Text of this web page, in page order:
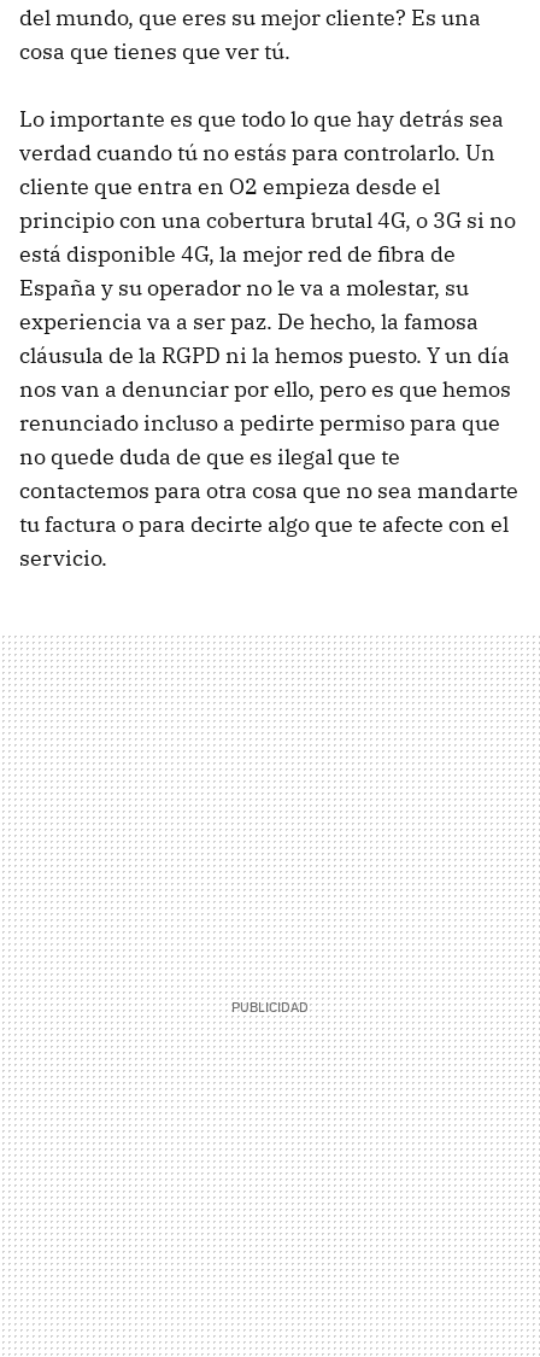
del mundo, que eres su mejor cliente? Es una
cosa que tienes que ver tú.
Lo importante es que todo lo que hay detrás sea
verdad cuando tú no estás para controlarlo. Un
cliente que entra en O2 empieza desde el
principio con una cobertura brutal 4G, o 3G si no
está disponible 4G, la mejor red de fibra de
España y su operador no le va a molestar, su
experiencia va a ser paz. De hecho, la famosa
cláusula de la RGPD ni la hemos puesto. Y un día
nos van a denunciar por ello, pero es que hemos
renunciado incluso a pedirte permiso para que
no quede duda de que es ilegal que te
contactemos para otra cosa que no sea mandarte
tu factura o para decirte algo que te afecte con el
servicio.